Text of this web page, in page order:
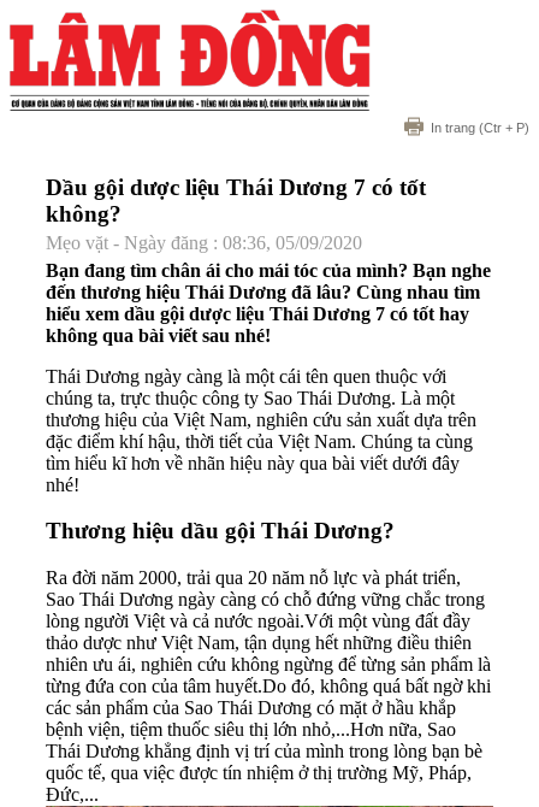
In trang (Ctr + P)
Dầu gội dược liệu Thái Dương 7 có tốt
không?
Mẹo vặt - Ngày đăng : 08:36, 05/09/2020
Bạn đang tìm chân ái cho mái tóc của mình? Bạn nghe
đến thương hiệu Thái Dương đã lâu? Cùng nhau tìm
hiểu xem dầu gội dược liệu Thái Dương 7 có tốt hay
không qua bài viết sau nhé!
Thái Dương ngày càng là một cái tên quen thuộc với
chúng ta, trực thuộc công ty Sao Thái Dương. Là một
thương hiệu của Việt Nam, nghiên cứu sản xuất dựa trên
đặc điểm khí hậu, thời tiết của Việt Nam. Chúng ta cùng
tìm hiểu kĩ hơn về nhãn hiệu này qua bài viết dưới đây
nhé!
Thương hiệu dầu gội Thái Dương?
Ra đời năm 2000, trải qua 20 năm nỗ lực và phát triển,
Sao Thái Dương ngày càng có chỗ đứng vững chắc trong
lòng người Việt và cả nước ngoài.Với một vùng đất đầy
thảo dược như Việt Nam, tận dụng hết những điều thiên
nhiên ưu ái, nghiên cứu không ngừng để từng sản phẩm là
từng đứa con của tâm huyết.Do đó, không quá bất ngờ khi
các sản phẩm của Sao Thái Dương có mặt ở hầu khắp
bệnh viện, tiệm thuốc siêu thị lớn nhỏ,...Hơn nữa, Sao
Thái Dương khẳng định vị trí của mình trong lòng bạn bè
quốc tế, qua việc được tín nhiệm ở thị trường Mỹ, Pháp,
Đức,...